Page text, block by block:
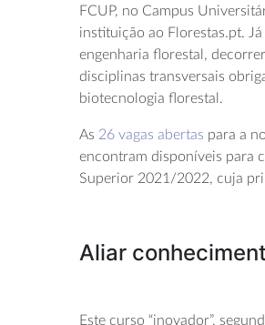
FCUP, no Campus
instituição ao Florestas.pt.
engenharia florestal,
disciplinas transversais
biotecnologia florestal.
As 26 vagas abertas para a
encontram disponíveis para
Superior 2021/2022, cuja
Aliar
Este curso “inovador”,